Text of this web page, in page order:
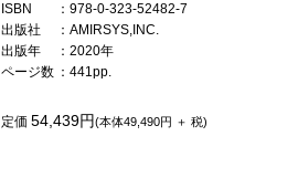
ISBN
：978-0-323-52482-7
出版社
：AMIRSYS,INC.
出版年
：2020年
ページ数 ：441pp.
定価54,439円(本体49,490円 ＋ 税)